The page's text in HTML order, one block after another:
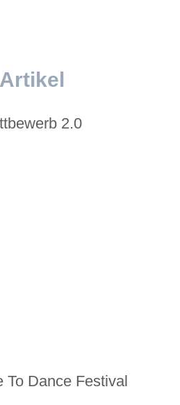
2.0
To Dance Festival